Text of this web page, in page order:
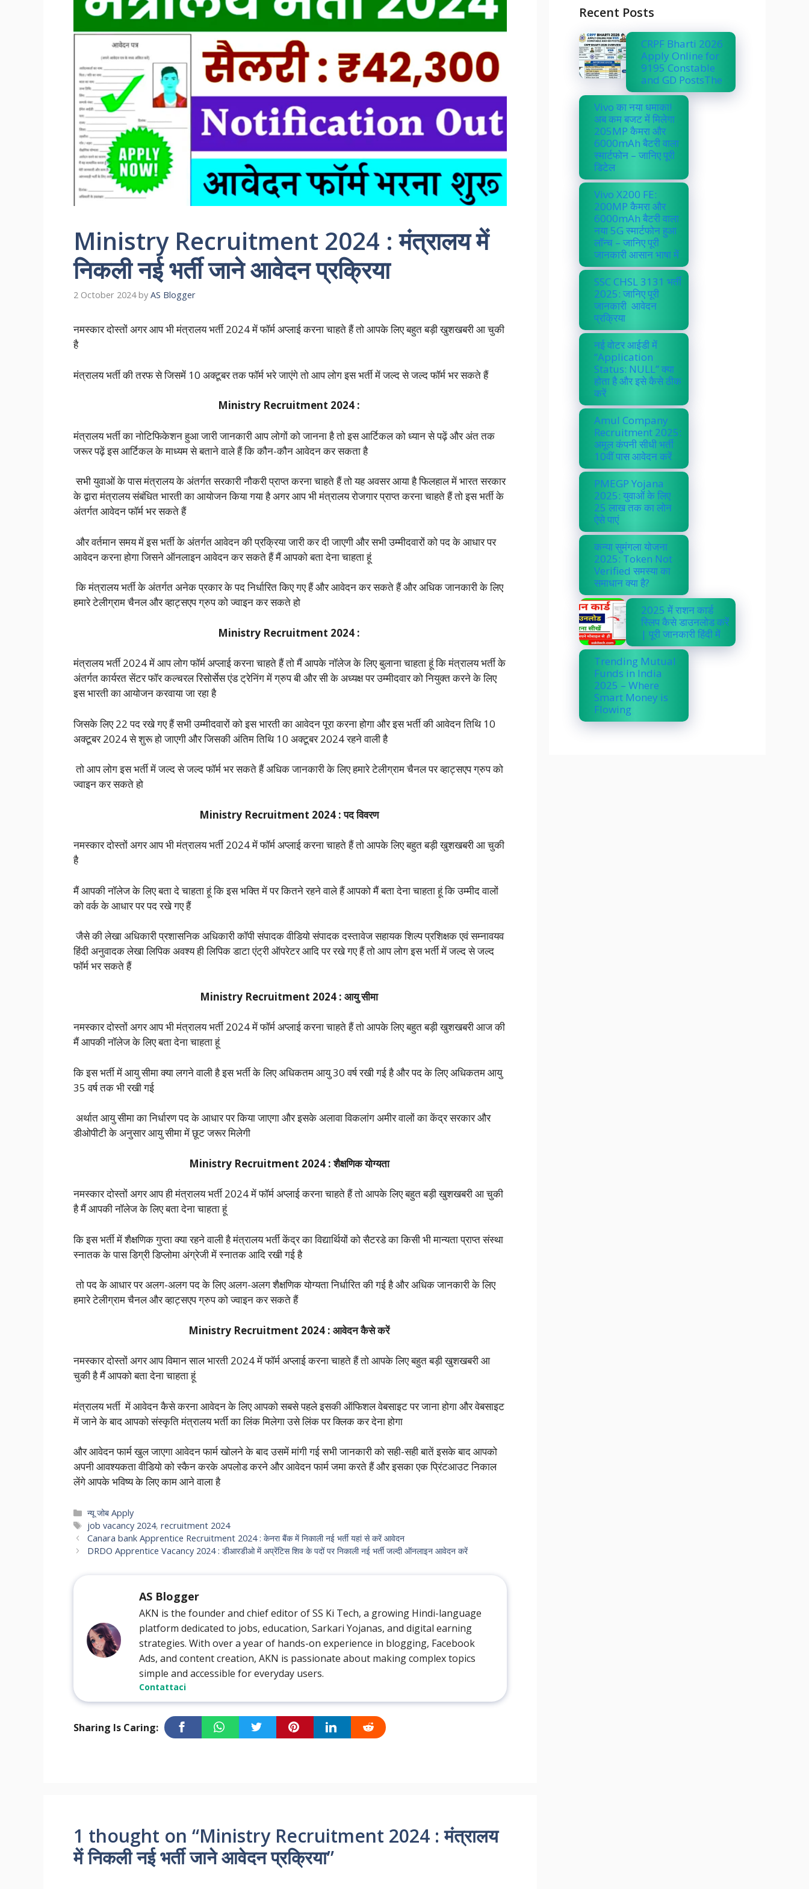
Ministry Recruitment 2024 : मंत्रालय में
निकली नई भर्ती जाने आवेदन प्रक्रिया
2 October 2024 by AS Blogger
नमस्कार दोस्तों अगर आप भी मंत्रालय भर्ती 2024 में फॉर्म अप्लाई करना चाहते हैं तो आपके लिए बहुत बड़ी खुशखबरी आ चुकी
है
मंत्रालय भर्ती की तरफ से जिसमें 10 अक्टूबर तक फॉर्म भरे जाएंगे तो आप लोग इस भर्ती में जल्द से जल्द फॉर्म भर सकते हैं
Ministry Recruitment 2024 :
मंत्रालय भर्ती का नोटिफिकेशन हुआ जारी जानकारी आप लोगों को जानना है तो इस आर्टिकल को ध्यान से पढ़ें और अंत तक
जरूर पढ़ें इस आर्टिकल के माध्यम से बताने वाले हैं कि कौन-कौन आवेदन कर सकता है
सभी युवाओं के पास मंत्रालय के अंतर्गत सरकारी नौकरी प्राप्त करना चाहते हैं तो यह अवसर आया है फिलहाल में भारत सरकार
के द्वारा मंत्रालय संबंधित भारती का आयोजन किया गया है अगर आप भी मंत्रालय रोजगार प्राप्त करना चाहते हैं तो इस भर्ती के
अंतर्गत आवेदन फॉर्म भर सकते हैं
और वर्तमान समय में इस भर्ती के अंतर्गत आवेदन की प्रक्रिया जारी कर दी जाएगी और सभी उम्मीदवारों को पद के आधार पर
आवेदन करना होगा जिसने ऑनलाइन आवेदन कर सकते हैं मैं आपको बता देना चाहता हूं
कि मंत्रालय भर्ती के अंतर्गत अनेक प्रकार के पद निर्धारित किए गए हैं और आवेदन कर सकते हैं और अधिक जानकारी के लिए
हमारे टेलीग्राम चैनल और व्हाट्सएप ग्रुप को ज्वाइन कर सकते हो
Ministry Recruitment 2024 :
मंत्रालय भर्ती 2024 में आप लोग फॉर्म अप्लाई करना चाहते हैं तो मैं आपके नॉलेज के लिए बुलाना चाहता हूं कि मंत्रालय भर्ती के
अंतर्गत कार्यरत सेंटर फॉर कल्चरल रिसोर्सेस एंड ट्रेनिंग में ग्रुप बी और सी के अध्यक्ष पर उम्मीदवार को नियुक्त करने के लिए
इस भारती का आयोजन करवाया जा रहा है
जिसके लिए 22 पद रखे गए हैं सभी उम्मीदवारों को इस भारती का आवेदन पूरा करना होगा और इस भर्ती की आवेदन तिथि 10
अक्टूबर 2024 से शुरू हो जाएगी और जिसकी अंतिम तिथि 10 अक्टूबर 2024 रहने वाली है
तो आप लोग इस भर्ती में जल्द से जल्द फॉर्म भर सकते हैं अधिक जानकारी के लिए हमारे टेलीग्राम चैनल पर व्हाट्सएप ग्रुप को
ज्वाइन कर सकते हो
Ministry Recruitment 2024 : पद विवरण
नमस्कार दोस्तों अगर आप भी मंत्रालय भर्ती 2024 में फॉर्म अप्लाई करना चाहते हैं तो आपके लिए बहुत बड़ी खुशखबरी आ चुकी
है
मैं आपकी नॉलेज के लिए बता दे चाहता हूं कि इस भक्ति में पर कितने रहने वाले हैं आपको मैं बता देना चाहता हूं कि उम्मीद वालों
को वर्क के आधार पर पद रखे गए हैं
जैसे की लेखा अधिकारी प्रशासनिक अधिकारी कॉपी संपादक वीडियो संपादक दस्तावेज सहायक शिल्प प्रशिक्षक एवं सम्नावयव
हिंदी अनुवादक लेखा लिपिक अवश्य ही लिपिक डाटा एंट्री ऑपरेटर आदि पर रखे गए हैं तो आप लोग इस भर्ती में जल्द से जल्द
फॉर्म भर सकते हैं
Ministry Recruitment 2024 : आयु सीमा
नमस्कार दोस्तों अगर आप भी मंत्रालय भर्ती 2024 में फॉर्म अप्लाई करना चाहते हैं तो आपके लिए बहुत बड़ी खुशखबरी आज की
मैं आपकी नॉलेज के लिए बता देना चाहता हूं
कि इस भर्ती में आयु सीमा क्या लगने वाली है इस भर्ती के लिए अधिकतम आयु 30 वर्ष रखी गई है और पद के लिए अधिकतम आयु
35 वर्ष तक भी रखी गई
अर्थात आयु सीमा का निर्धारण पद के आधार पर किया जाएगा और इसके अलावा विकलांग अमीर वालों का केंद्र सरकार और
डीओपीटी के अनुसार आयु सीमा में छूट जरूर मिलेगी
Ministry Recruitment 2024 : शैक्षणिक योग्यता
नमस्कार दोस्तों अगर आप ही मंत्रालय भर्ती 2024 में फॉर्म अप्लाई करना चाहते हैं तो आपके लिए बहुत बड़ी खुशखबरी आ चुकी
है मैं आपकी नॉलेज के लिए बता देना चाहता हूं
कि इस भर्ती में शैक्षणिक गुप्ता क्या रहने वाली है मंत्रालय भर्ती केंद्र का विद्यार्थियों को सैटरडे का किसी भी मान्यता प्राप्त संस्था
स्नातक के पास डिग्री डिप्लोमा अंग्रेजी में स्नातक आदि रखी गई है
तो पद के आधार पर अलग-अलग पद के लिए अलग-अलग शैक्षणिक योग्यता निर्धारित की गई है और अधिक जानकारी के लिए
हमारे टेलीग्राम चैनल और व्हाट्सएप ग्रुप को ज्वाइन कर सकते हैं
Ministry Recruitment 2024 : आवेदन कैसे करें
नमस्कार दोस्तों अगर आप विमान साल भारती 2024 में फॉर्म अप्लाई करना चाहते हैं तो आपके लिए बहुत बड़ी खुशखबरी आ
चुकी है मैं आपको बता देना चाहता हूं
मंत्रालय भर्ती में आवेदन कैसे करना आवेदन के लिए आपको सबसे पहले इसकी ऑफिशल वेबसाइट पर जाना होगा और वेबसाइट
में जाने के बाद आपको संस्कृति मंत्रालय भर्ती का लिंक मिलेगा उसे लिंक पर क्लिक कर देना होगा
और आवेदन फार्म खुल जाएगा आवेदन फार्म खोलने के बाद उसमें मांगी गई सभी जानकारी को सही-सही बातें इसके बाद आपको
अपनी आवश्यकता वीडियो को स्कैन करके अपलोड करने और आवेदन फार्म जमा करते हैं और इसका एक प्रिंटआउट निकाल
लेंगे आपके भविष्य के लिए काम आने वाला है
Categories
न्यू जोब Apply
Tags
job vacancy 2024,recruitment 2024
Canara bank Apprentice Recruitment 2024 : केनरा बैंक में निकाली नई भर्ती यहां से करें आवेदन
DRDO Apprentice Vacancy 2024 : डीआरडीओ में अप्रेंटिस शिव के पदों पर निकाली नई भर्ती जल्दी ऑनलाइन आवेदन करें
AS Blogger
AKN is the founder and chief editor of SS Ki Tech, a growing Hindi-language
platform dedicated to jobs, education, Sarkari Yojanas, and digital earning
strategies. With over a year of hands-on experience in blogging, Facebook
Ads, and content creation, AKN is passionate about making complex topics
simple and accessible for everyday users.
Contattaci
Sharing Is Caring:
1 thought on “Ministry Recruitment 2024 : मंत्रालय
में निकली नई भर्ती जाने आवेदन प्रक्रिया”
Recent Posts
CRPF Bharti 2026
Apply Online for
9195 Constable
and GD PostsThe
Vivo का नया धमाका!
अब कम बजट में मिलेगा
205MP कैमरा और
6000mAh बैटरी वाला
स्मार्टफोन – जानिए पूरी
डिटेल
Vivo X200 FE:
200MP कैमरा और
6000mAh बैटरी वाला
नया 5G स्मार्टफोन हुआ
लॉन्च – जानिए पूरी
जानकारी आसान भाषा में
SSC CHSL 3131 भर्ती
2025: जानिए पूरी
जानकारी आवेदन
प्रक्रिया
नई वोटर आईडी में
“Application
Status: NULL” क्या
होता है और इसे कैसे ठीक
करें
Amul Company
Recruitment 2025:
अमूल कंपनी सीधी भर्ती
10वीं पास आवेदन करें
PMEGP Yojana
2025: युवाओं के लिए
25 लाख तक का लोन
ऐसे पाएं
कन्या सुमंगला योजना
2025: Token Not
Verified समस्या का
समाधान क्या है?
2025 में राशन कार्ड
स्लिप कैसे डाउनलोड करें
| पूरी जानकारी हिंदी में
Trending Mutual
Funds in India
2025 – Where
Smart Money is
Flowing